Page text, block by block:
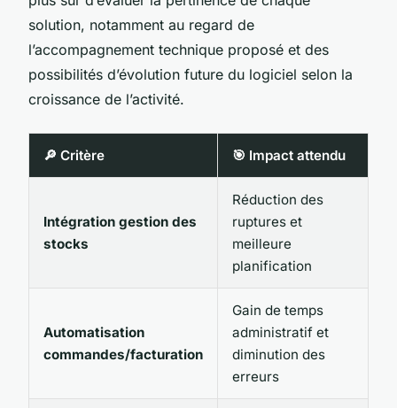
solution, notamment au regard de
l’accompagnement technique proposé et des
possibilités d’évolution future du logiciel selon la
croissance de l’activité.
🔎 Critère 🎯 Impact attendu
Intégration gestion des
stocks
Réduction des
ruptures et
meilleure
planification
Automatisation
commandes/facturation
Gain de temps
administratif et
diminution des
erreurs